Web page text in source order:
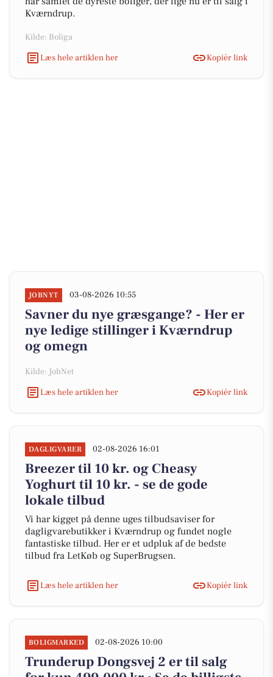
Kværndrup.
Kilde: Boliga
Læs hele artiklen her
Kopiér link
JOBNYT 03-08-2026 10:55
Savner du nye græsgange? - Her er
nye ledige stillinger i Kværndrup
og omegn
Kilde: JobNet
Læs hele artiklen her
Kopiér link
DAGLIGVARER 02-08-2026 16:01
Breezer til 10 kr. og Cheasy
Yoghurt til 10 kr. - se de gode
lokale tilbud
Vi har kigget på denne uges tilbudsaviser for
dagligvarebutikker i Kværndrup og fundet nogle
fantastiske tilbud. Her er et udpluk af de bedste
tilbud fra LetKøb og SuperBrugsen.
Læs hele artiklen her Kopiér link
BOLIGMARKED 02-08-2026 10:00
Trunderup Dongsvej 2 er til salg